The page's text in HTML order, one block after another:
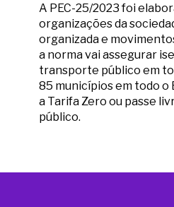
A PEC-25/2023 foi
organizações da
organizada e
a norma vai assegurar
transporte público em
85 municípios em todo o
a Tarifa Zero ou passe
público.